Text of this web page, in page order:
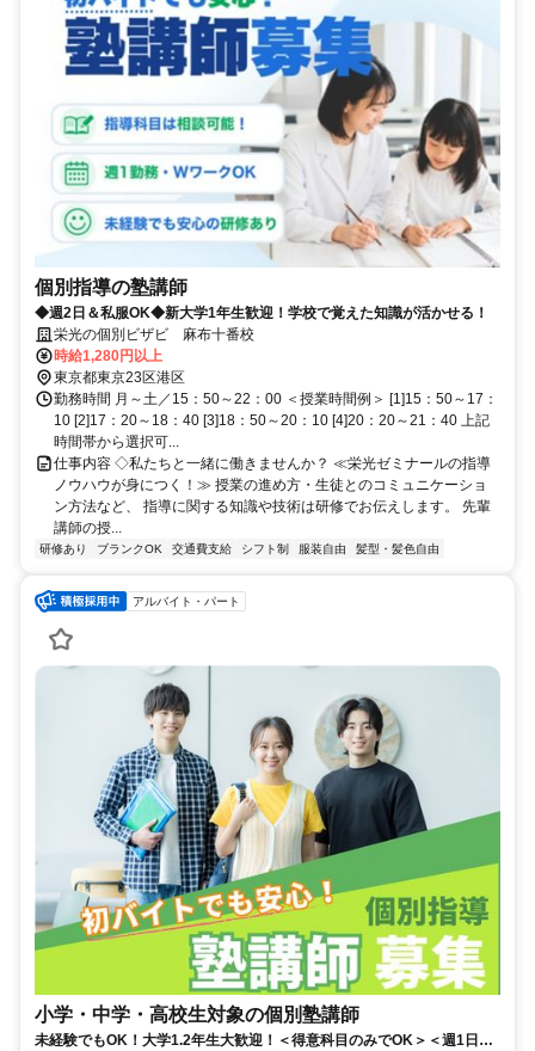
個別指導の塾講師
◆週2日＆私服OK◆新大学1年生歓迎！学校で覚えた知識が活かせる！
栄光の個別ビザビ 麻布十番校
時給1,280円以上
東京都東京23区港区
勤務時間 月～土／15：50～22：00 ＜授業時間例＞ [1]15：50～17：
10 [2]17：20～18：40 [3]18：50～20：10 [4]20：20～21：40 上記
時間帯から選択可...
仕事内容 ◇私たちと一緒に働きませんか？ ≪栄光ゼミナールの指導
ノウハウが身につく！≫ 授業の進め方・生徒とのコミュニケーショ
ン方法など、 指導に関する知識や技術は研修でお伝えします。 先輩
講師の授...
研修あり ブランクOK 交通費支給 シフト制 服装自由 髪型・髪色自由
アルバイト・パート
小学・中学・高校生対象の個別塾講師
未経験でもOK！大学1.2年生大歓迎！＜得意科目のみでOK＞＜週1日・